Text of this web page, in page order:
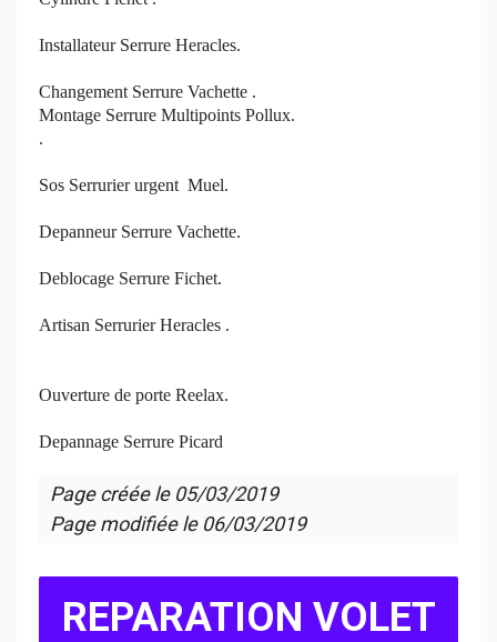
Installateur Serrure Heracles.
Changement Serrure Vachette .
Montage Serrure Multipoints Pollux.
.
Sos Serrurier urgent Muel.
Depanneur Serrure Vachette.
Deblocage Serrure Fichet.
Artisan Serrurier Heracles .
Ouverture de porte Reelax.
Depannage Serrure Picard
Page créée le 05/03/2019
Page modifiée le 06/03/2019
REPARATION VOLET